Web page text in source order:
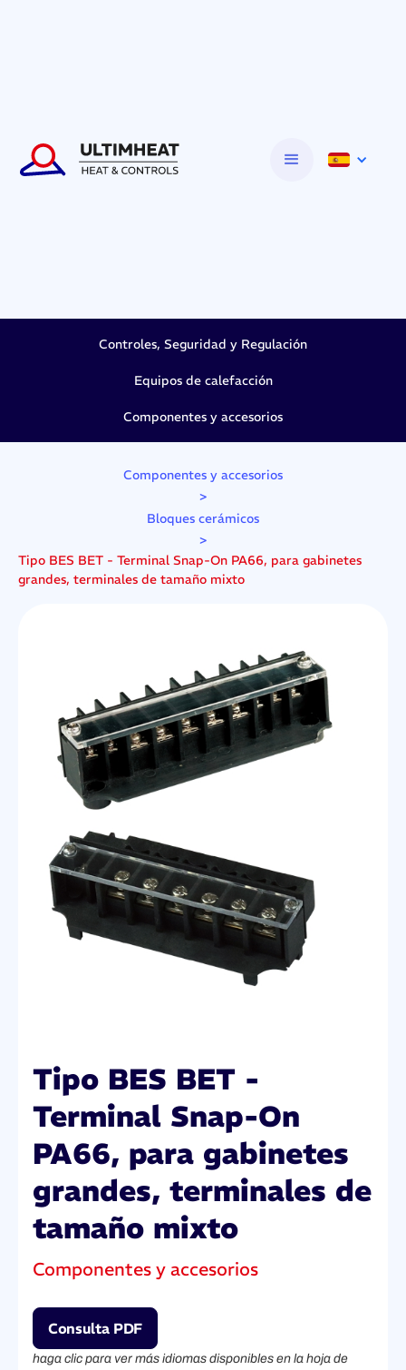
Controles, Seguridad y Regulación
Equipos de calefacción
Componentes y accesorios
Componentes y accesorios
>
Bloques cerámicos
>
Tipo BES BET - Terminal Snap-On PA66, para gabinetes
grandes, terminales de tamaño mixto
Tipo BES BET -
Terminal Snap-On
PA66, para gabinetes
grandes, terminales de
tamaño mixto
Componentes y accesorios
Consulta PDF
haga clic para ver más idiomas disponibles en la hoja de